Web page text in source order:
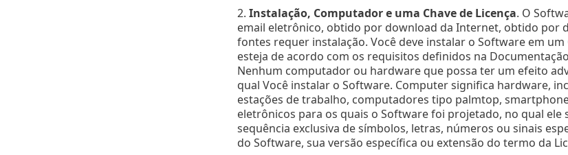
2. Instalação, Computador e uma Chave de Licença. O
email eletrônico, obtido por download da Internet, obtido por
fontes requer instalação. Você deve instalar o Software em
esteja de acordo com os requisitos definidos na
Nenhum computador ou hardware que possa ter um efeito
qual Você instalar o Software. Computer significa hardware,
estações de trabalho, computadores tipo palmtop,
eletrônicos para os quais o Software foi projetado, no qual ele
sequência exclusiva de símbolos, letras, números ou sinais
do Software, sua versão específica ou extensão do termo da